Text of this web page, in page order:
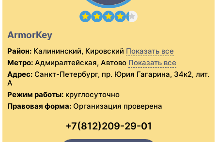
ArmorKey
Район: Калининский, Кировский Показать все
Метро: Адмиралтейская, Автово Показать все
Адрес: Санкт-Петербург, пр. Юрия Гагарина, 34к2, лит.
А
Режим работы: круглосуточно
Правовая форма: Организация проверена
+7(812)209-29-01